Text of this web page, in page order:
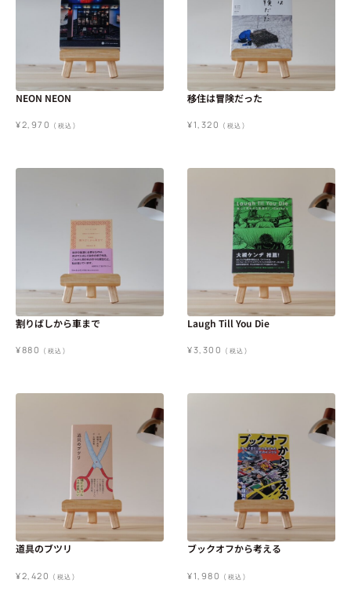
NEON NEON
¥2,970 (税込)
移住は冒険だった
¥1,320 (税込)
割りばしから車まで
¥880 (税込)
Laugh Till You Die
¥3,300 (税込)
道具のブツリ
¥2,420 (税込)
ブックオフから考える
¥1,980 (税込)